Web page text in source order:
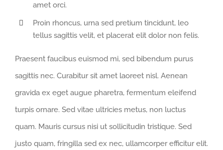
amet orci.
Proin rhoncus, urna sed pretium tincidunt, leo
tellus sagittis velit, et placerat elit dolor non felis.
Praesent faucibus euismod mi, sed bibendum purus
sagittis nec. Curabitur sit amet laoreet nisl. Aenean
gravida ex eget augue pharetra, fermentum eleifend
turpis ornare. Sed vitae ultricies metus, non luctus
quam. Mauris cursus nisi ut sollicitudin tristique. Sed
justo quam, fringilla sed ex nec, ullamcorper efficitur elit.